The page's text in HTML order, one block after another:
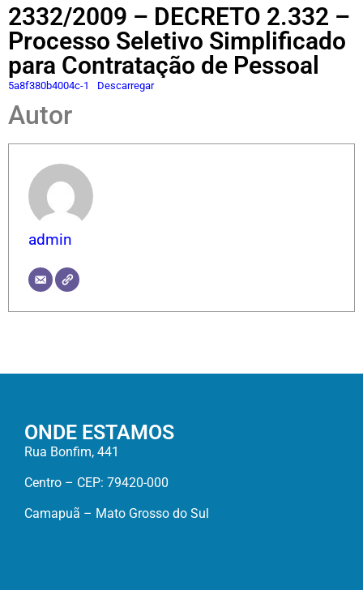
2332/2009 – DECRETO 2.332 –
Processo Seletivo Simplificado
para Contratação de Pessoal
5a8f380b4004c-1 Descarregar
Autor
admin
ONDE ESTAMOS
Rua Bonfim, 441
Centro – CEP: 79420-000
Camapuã – Mato Grosso do Sul